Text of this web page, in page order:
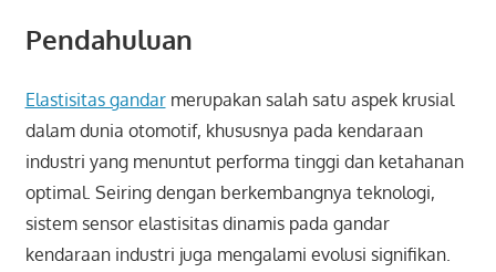
Pendahuluan
Elastisitas gandarmerupakan salah satu aspek krusial
dalam dunia otomotif, khususnya pada kendaraan
industri yang menuntut performa tinggi dan ketahanan
optimal. Seiring dengan berkembangnya teknologi,
sistem sensor elastisitas dinamis pada gandar
kendaraan industri juga mengalami evolusi signifikan.